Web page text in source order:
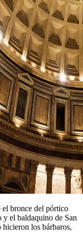
bronce del pórtico
y el baldaquino de San
hicieron los bárbaros,